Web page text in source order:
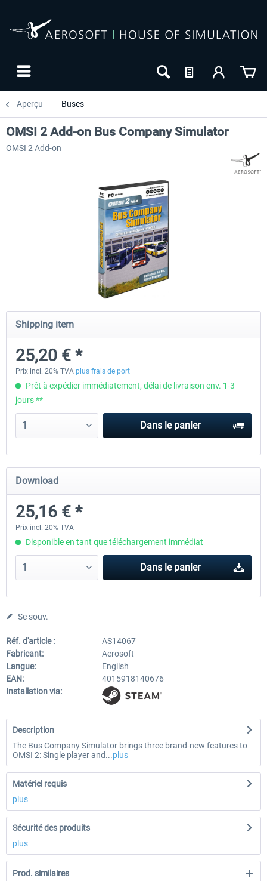
Aperçu Buses
OMSI 2 Add-on Valiant Citybus 7700
Hybrid
12,09 € *
OMSI 2 Add-on IVECO Bus
OMSI 2 Add-on Bus Company Simulator
OMSI 2 Add-on
Shipping item
25,20 € *
Prix incl. 20% TVA plus frais de port
Prêt à expédier immédiatement, délai de livraison env. 1-3
jours **
Dans le panier
Download
25,16 € *
Prix incl. 20% TVA
Disponible en tant que téléchargement immédiat
Dans le panier
Se souv.
Réf. d'article :
AS14067
Fabricant:
Aerosoft
Langue:
English
EAN:
4015918140676
Installation via:
Description
The Bus Company Simulator brings three brand-new features to
OMSI 2: Single player and...plus
Matériel requis
plus
Sécurité des produits
plus
Prod. similaires